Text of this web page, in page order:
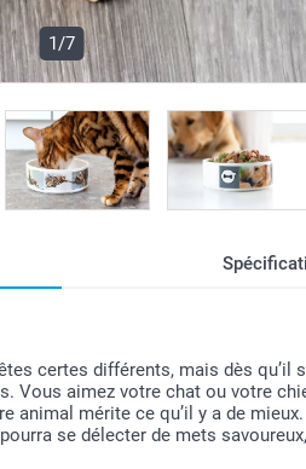
1/7
certes différents, mais dès qu’il
Vous aimez votre chat ou votre
animal mérite ce qu’il y a de
se délecter de mets